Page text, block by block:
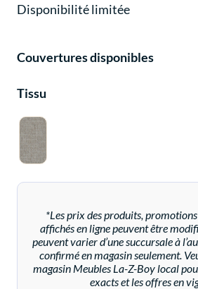
Disponibilité limitée
Couvertures disponibles
Tissu
*Les prix des produits,
affichés en ligne peuvent être
peuvent varier d’une succursale à
confirmé en magasin seulement.
magasin Meubles La-Z-Boy local
exacts et les offres en